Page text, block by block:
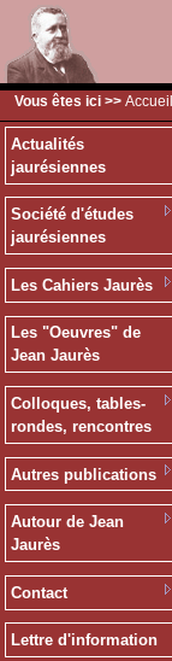
Vous êtes ici >> Accueil
Actualités
jaurésiennes
Société d'études
jaurésiennes
Les Cahiers Jaurès
Les "Oeuvres" de
Jean Jaurès
Colloques, tables-
rondes, rencontres
Autres publications
Autour de Jean
Jaurès
Contact
Lettre d'information